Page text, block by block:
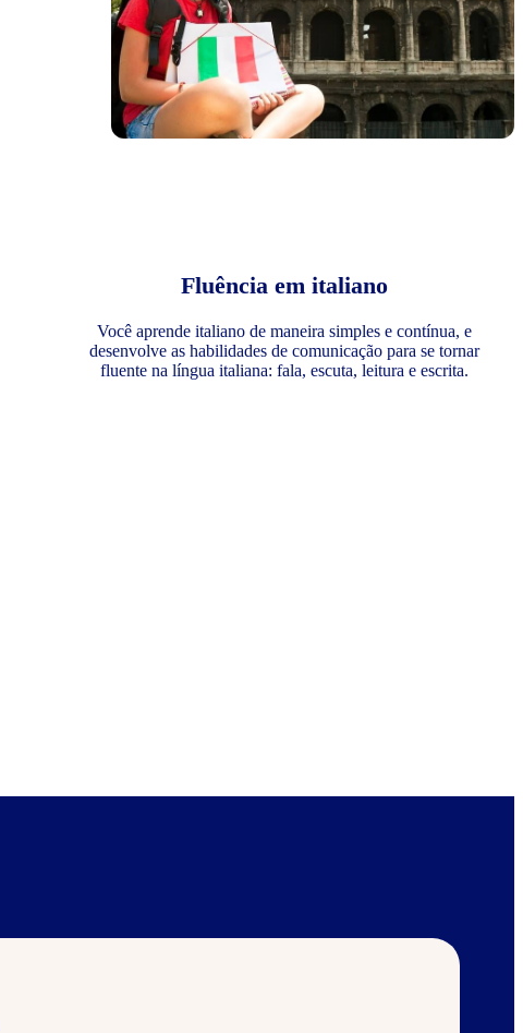
Fluência em italiano
Você aprende italiano de maneira simples e contínua, e
desenvolve as habilidades de comunicação para se tornar
fluente na língua italiana: fala, escuta, leitura e escrita.